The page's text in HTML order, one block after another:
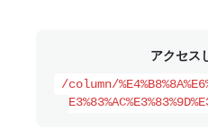
アクセス
/column/